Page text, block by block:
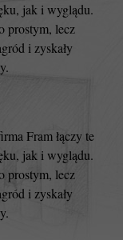
jak i wyglądu.
prostym, lecz
i zyskały
Fram łączy te
jak i wyglądu.
prostym, lecz
i zyskały